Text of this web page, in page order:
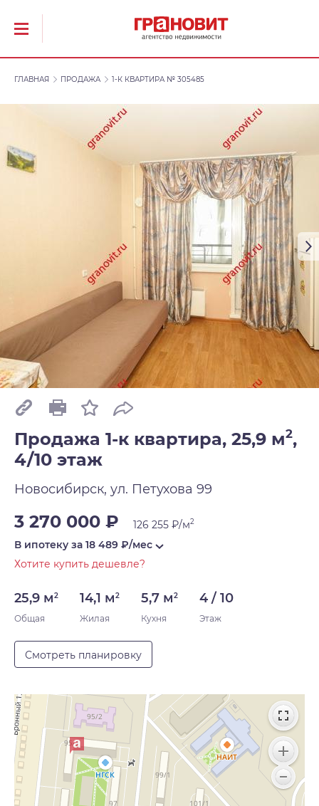
ГЛАВНАЯ ПРОДАЖА 1-К КВАРТИРА № 305485
Продажа 1-к квартира, 25,9 м2,
4/10 этаж
Новосибирск, ул. Петухова 99
3 270 000 ₽ 126 255 ₽/м2
В ипотеку за 18 489 ₽/мес
Хотите купить дешевле?
25,9 м2
Общая
14,1 м2
Жилая
5,7 м2
Кухня
4 / 10
Этаж
Смотреть планировку